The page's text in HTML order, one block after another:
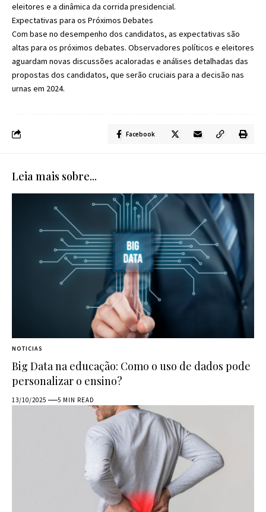
eleitores e a dinâmica da corrida presidencial.
Expectativas para os Próximos Debates
Com base no desempenho dos candidatos, as expectativas são
altas para os próximos debates. Observadores políticos e eleitores
aguardam novas discussões acaloradas e análises detalhadas das
propostas dos candidatos, que serão cruciais para a decisão nas
urnas em 2024.
Facebook
Leia mais sobre...
NOTICIAS
Big Data na educação: Como o uso de dados pode
personalizar o ensino?
13/10/2025 5 MIN READ